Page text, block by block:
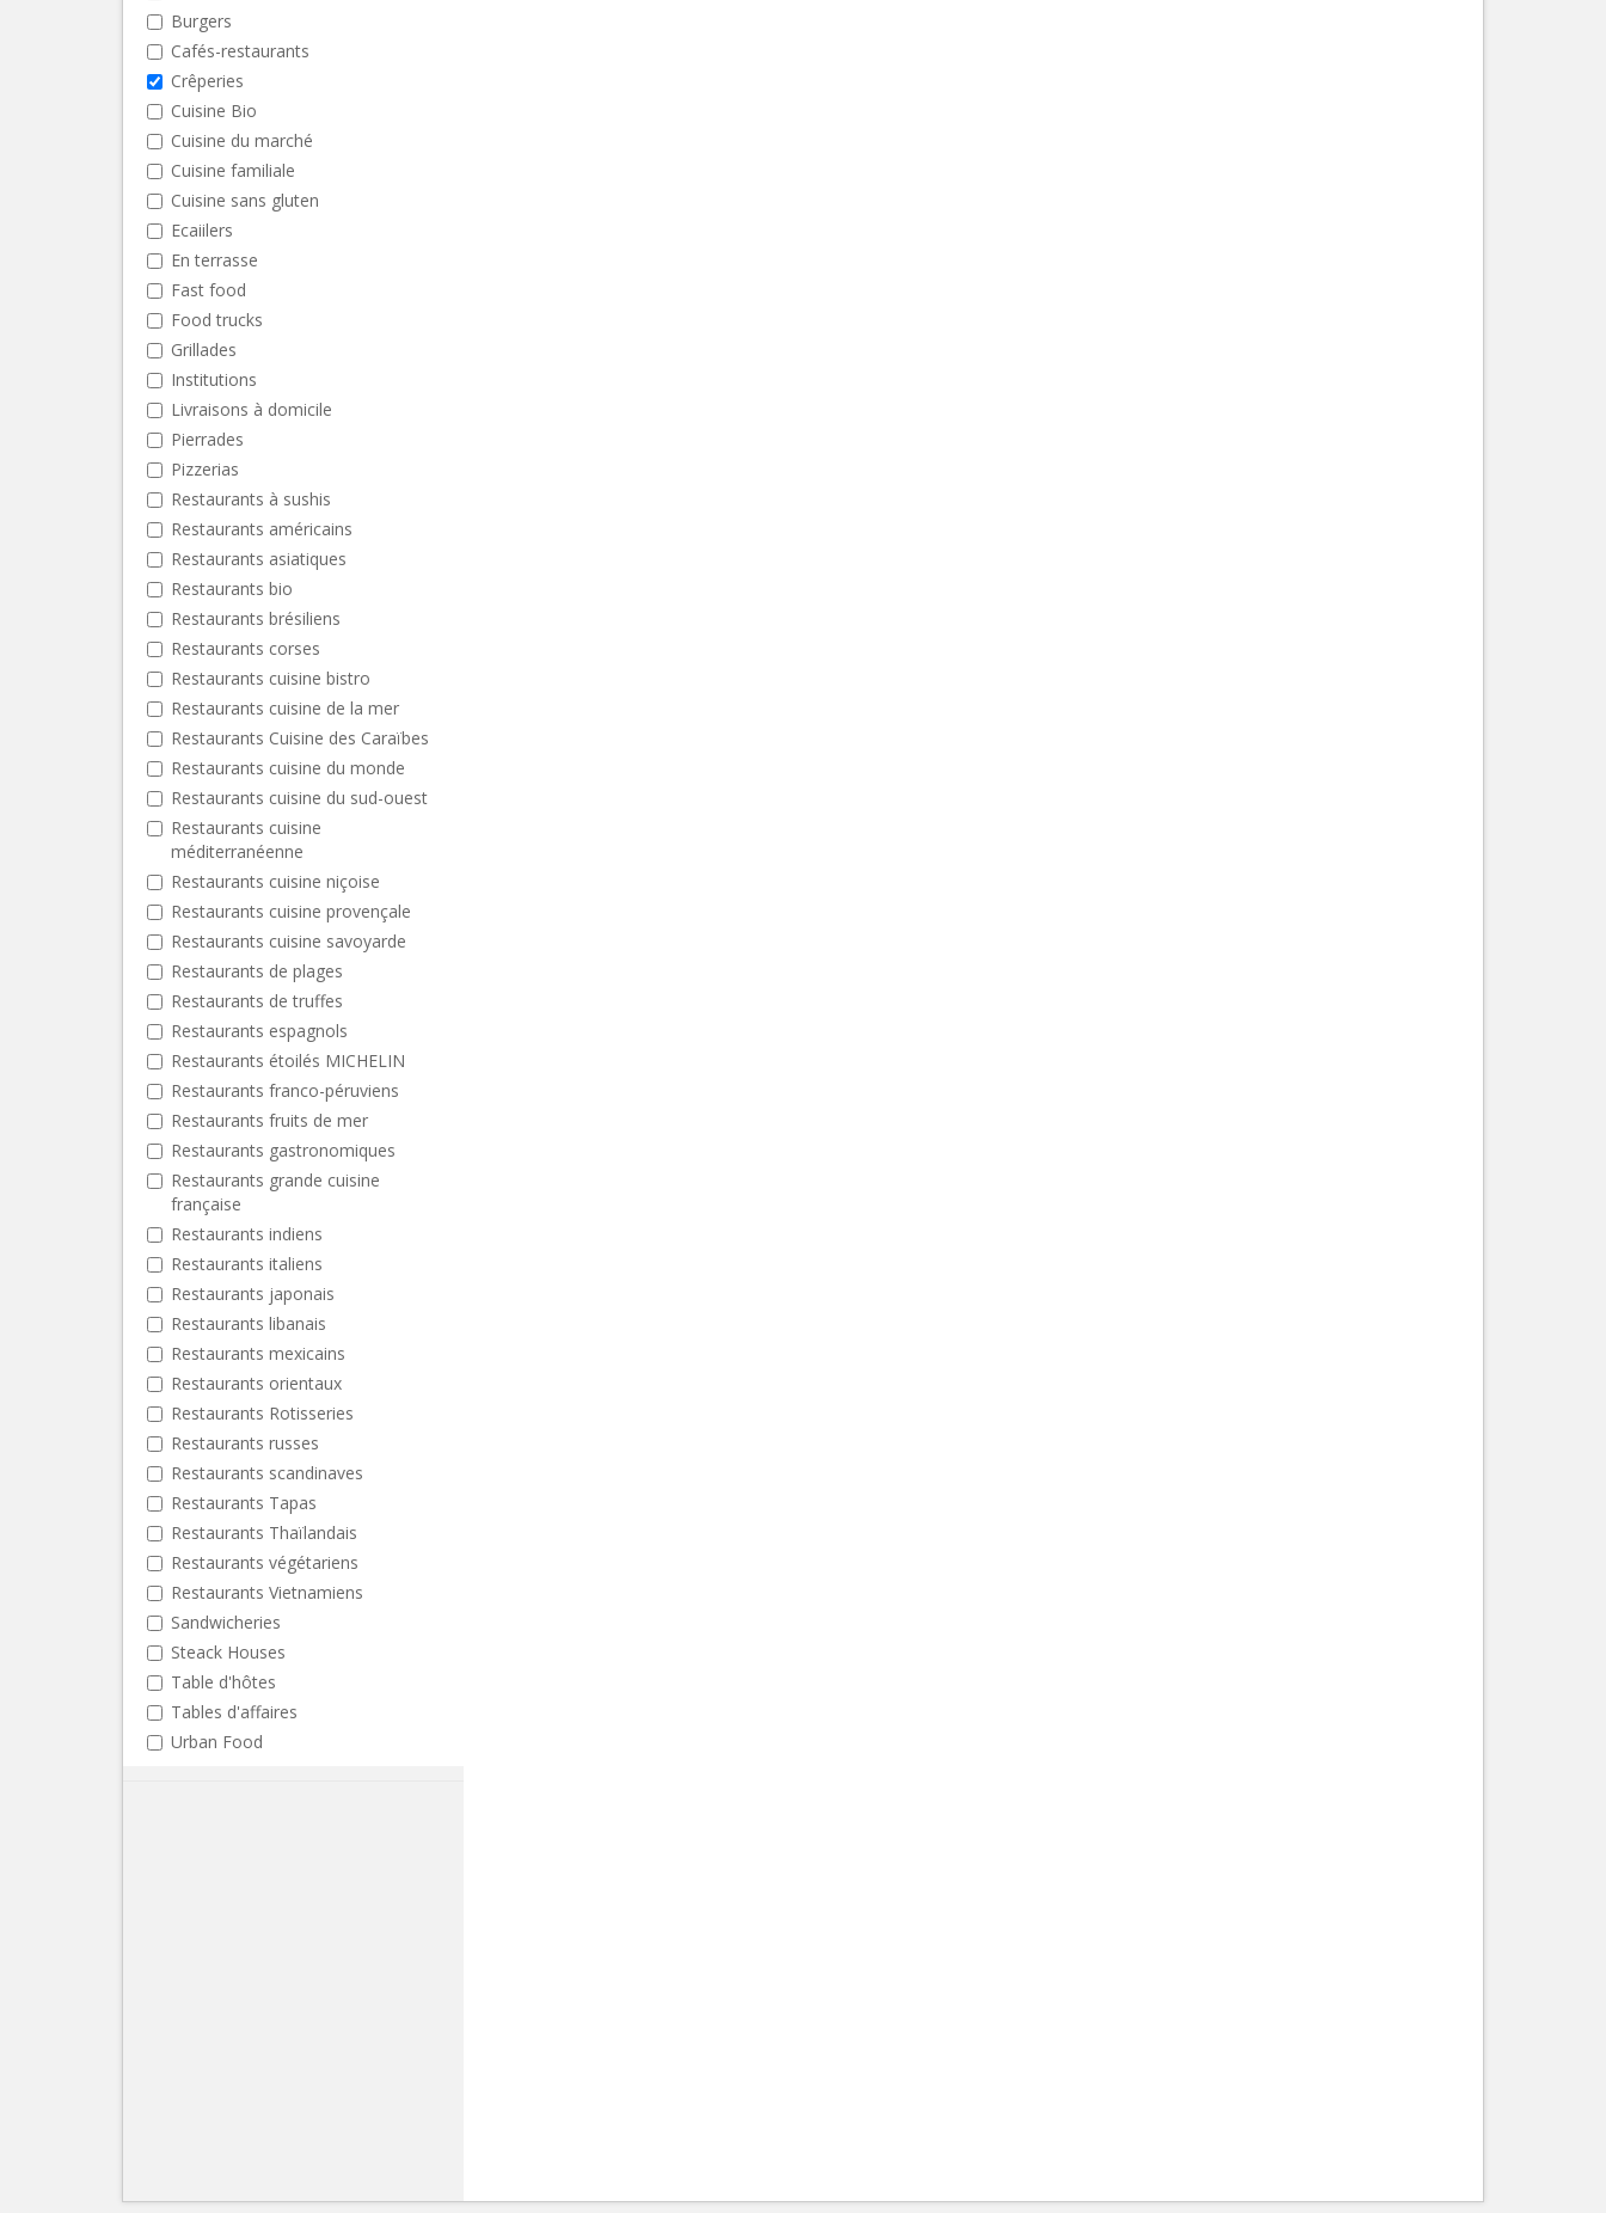
Burgers
Cafés-restaurants
Crêperies
Cuisine Bio
Cuisine du marché
Cuisine familiale
Cuisine sans gluten
Ecaiilers
En terrasse
Fast food
Food trucks
Grillades
Institutions
Livraisons à domicile
Pierrades
Pizzerias
Restaurants à sushis
Restaurants américains
Restaurants asiatiques
Restaurants bio
Restaurants brésiliens
Restaurants corses
Restaurants cuisine bistro
Restaurants cuisine de la mer
Restaurants Cuisine des Caraïbes
Restaurants cuisine du monde
Restaurants cuisine du sud-ouest
Restaurants cuisine
méditerranéenne
Restaurants cuisine niçoise
Restaurants cuisine provençale
Restaurants cuisine savoyarde
Restaurants de plages
Restaurants de truffes
Restaurants espagnols
Restaurants étoilés MICHELIN
Restaurants franco-péruviens
Restaurants fruits de mer
Restaurants gastronomiques
Restaurants grande cuisine
française
Restaurants indiens
Restaurants italiens
Restaurants japonais
Restaurants libanais
Restaurants mexicains
Restaurants orientaux
Restaurants Rotisseries
Restaurants russes
Restaurants scandinaves
Restaurants Tapas
Restaurants Thaïlandais
Restaurants végétariens
Restaurants Vietnamiens
Sandwicheries
Steack Houses
Table d'hôtes
Tables d'affaires
Urban Food